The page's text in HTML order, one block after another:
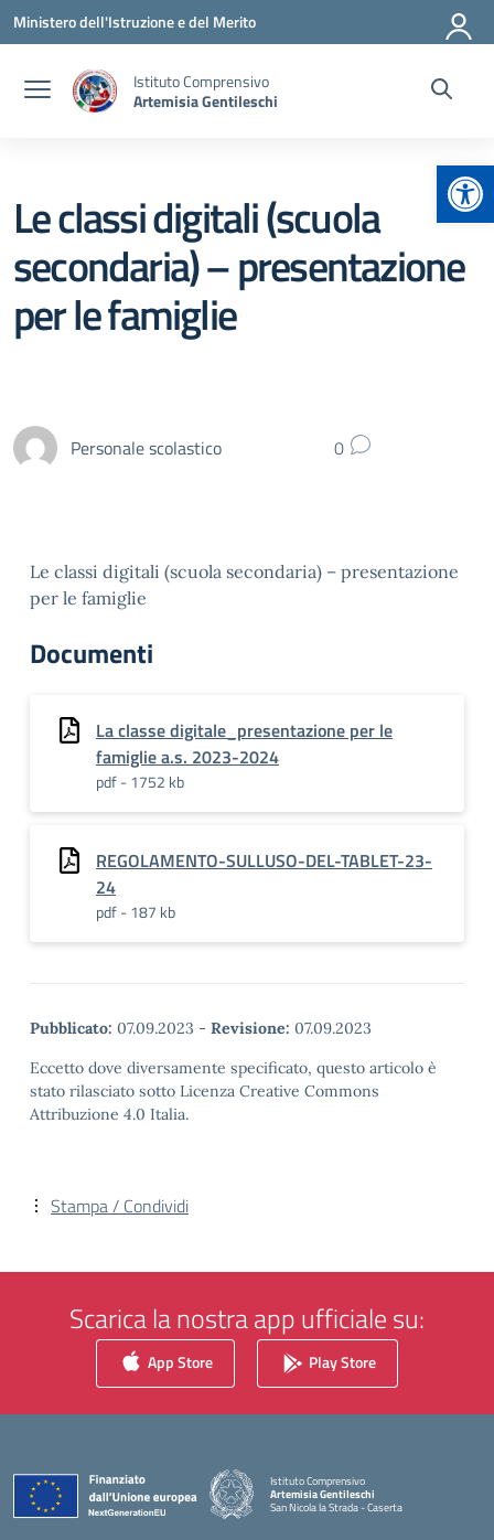
Vai ai contenuti
Vai al menu di navigazione
Vai al footer
Ministero dell'Istruzione e del Merito
Istituto Comprensivo
Artemisia Gentileschi
Le classi digitali (scuola
secondaria) – presentazione
per le famiglie
Personale scolastico 0
Le classi digitali (scuola secondaria) – presentazione
per le famiglie
Documenti
La classe digitale_presentazione per le
famiglie a.s. 2023-2024
pdf - 1752 kb
REGOLAMENTO-SULLUSO-DEL-TABLET-23-
24
pdf - 187 kb
Pubblicato: 07.09.2023 - Revisione: 07.09.2023
Eccetto dove diversamente specificato, questo articolo è
stato rilasciato sotto Licenza Creative Commons
Attribuzione 4.0 Italia.
Stampa / Condividi
Scarica la nostra app ufficiale su:
App Store Play Store
Istituto Comprensivo
Artemisia Gentileschi
San Nicola la Strada - Caserta